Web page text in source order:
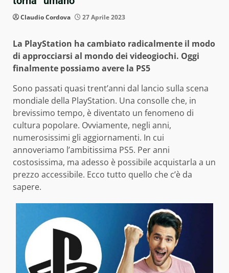
Claudio Cordova 27 Aprile 2023
La PlayStation ha cambiato radicalmente il modo
di approcciarsi al mondo dei videogiochi. Oggi
finalmente possiamo avere la PS5
Sono passati quasi trent’anni dal lancio sulla scena
mondiale della PlayStation. Una consolle che, in
brevissimo tempo, è diventato un fenomeno di
cultura popolare. Ovviamente, negli anni,
numerosissimi gli aggiornamenti. In cui
annoveriamo l’ambitissima PS5. Per anni
costosissima, ma adesso è possibile acquistarla a un
prezzo accessibile. Ecco tutto quello che c’è da
sapere.